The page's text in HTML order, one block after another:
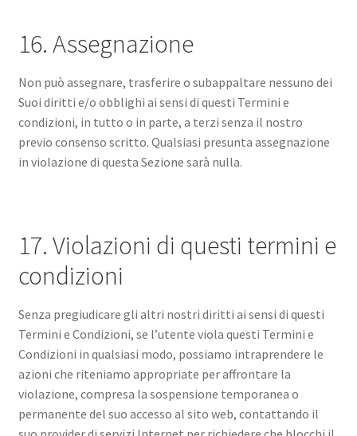
16. Assegnazione
Non può assegnare, trasferire o subappaltare nessuno dei
Suoi diritti e/o obblighi ai sensi di questi Termini e
condizioni, in tutto o in parte, a terzi senza il nostro
previo consenso scritto. Qualsiasi presunta assegnazione
in violazione di questa Sezione sarà nulla.
17. Violazioni di questi termini e
condizioni
Senza pregiudicare gli altri nostri diritti ai sensi di questi
Termini e Condizioni, se l’utente viola questi Termini e
Condizioni in qualsiasi modo, possiamo intraprendere le
azioni che riteniamo appropriate per affrontare la
violazione, compresa la sospensione temporanea o
permanente del suo accesso al sito web, contattando il